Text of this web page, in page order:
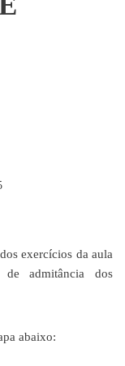
exercícios da aula
de admitância dos
abaixo: